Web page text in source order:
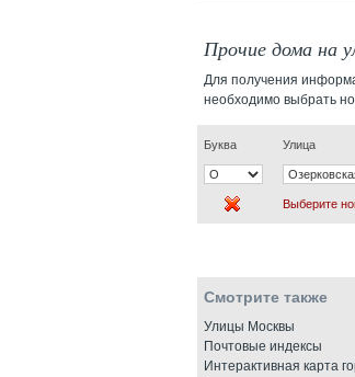
Прочие дома на
Для получения
необходимо выбрать
Буква Улица
Выберите
Смотрите также
Улицы Москвы
Почтовые индексы
Интерактивная карта